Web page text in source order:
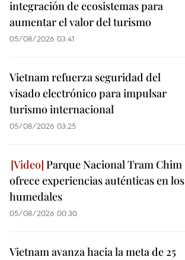
integración de ecosistemas para
aumentar el valor del turismo
05/08/2026 03:41
Vietnam refuerza seguridad del
visado electrónico para impulsar
turismo internacional
05/08/2026 03:25
Parque Nacional Tram Chim
ofrece experiencias auténticas en los
humedales
05/08/2026 00:30
Vietnam avanza hacia la meta de 25